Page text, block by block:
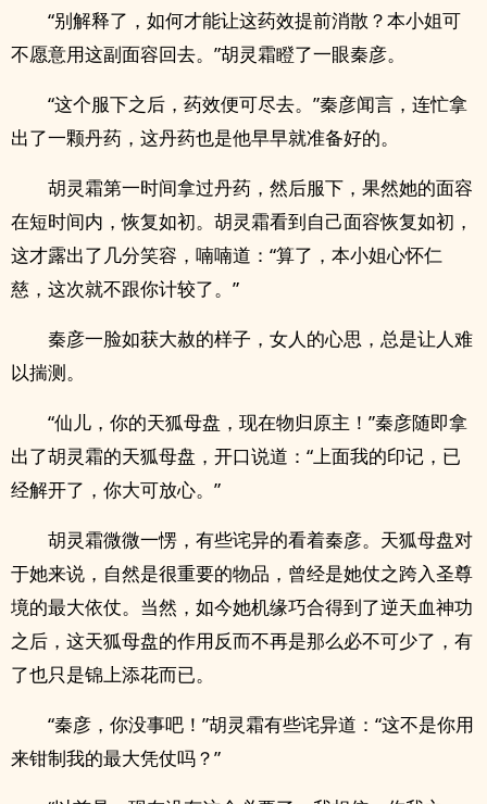
“别解释了，如何才能让这药效提前消散？本小姐可
不愿意用这副面容回去。”胡灵霜瞪了一眼秦彦。
“这个服下之后，药效便可尽去。”秦彦闻言，连忙拿
出了一颗丹药，这丹药也是他早早就准备好的。
胡灵霜第一时间拿过丹药，然后服下，果然她的面容
在短时间内，恢复如初。胡灵霜看到自己面容恢复如初，
这才露出了几分笑容，喃喃道：“算了，本小姐心怀仁
慈，这次就不跟你计较了。”
秦彦一脸如获大赦的样子，女人的心思，总是让人难
以揣测。
“仙儿，你的天狐母盘，现在物归原主！”秦彦随即拿
出了胡灵霜的天狐母盘，开口说道：“上面我的印记，已
经解开了，你大可放心。”
胡灵霜微微一愣，有些诧异的看着秦彦。天狐母盘对
于她来说，自然是很重要的物品，曾经是她仗之跨入圣尊
境的最大依仗。当然，如今她机缘巧合得到了逆天血神功
之后，这天狐母盘的作用反而不再是那么必不可少了，有
了也只是锦上添花而已。
“秦彦，你没事吧！”胡灵霜有些诧异道：“这不是你用
来钳制我的最大凭仗吗？”